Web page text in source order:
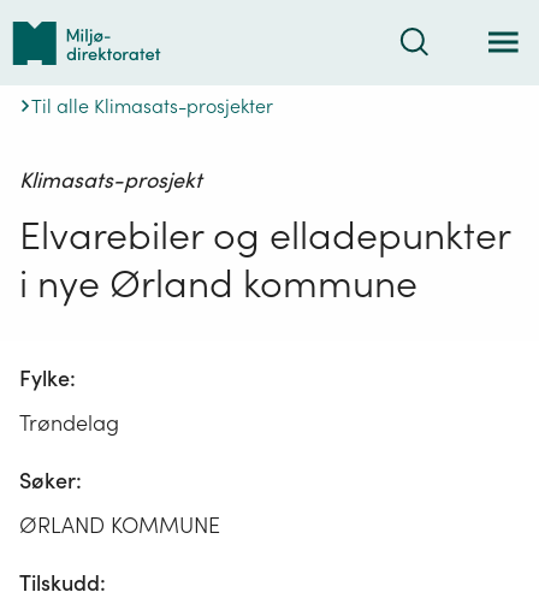
Tilbake
forsiden
Søk
Til alle Klimasats-prosjekter
Klimasats-prosjekt
Elvarebiler og elladepunkter
i nye Ørland kommune
Fylke:
Trøndelag
Søker:
ØRLAND KOMMUNE
Tilskudd: